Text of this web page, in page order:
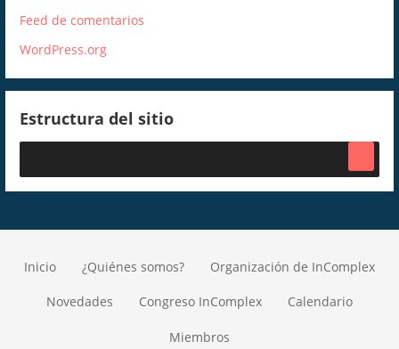
Feed de comentarios
WordPress.org
Estructura del sitio
Inicio ¿Quiénes somos? Organización de InComplex
Novedades Congreso InComplex Calendario
Miembros